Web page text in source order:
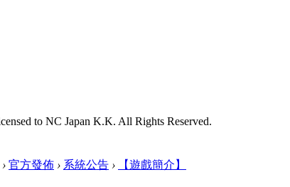
to NC Japan K.K. All Rights Reserved.
› 官方發佈 › 系統公告 ›
【遊戲簡介】